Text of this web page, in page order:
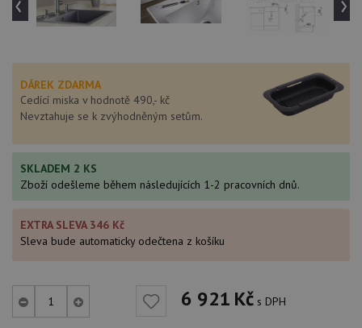
DÁREK ZDARMA
Cedící miska v hodnotě 490,- kč
Nevztahuje se k zvýhodněným setům.
SKLADEM 2 KS
Zboží odešleme během následujících 1-2 pracovních dnů.
EXTRA SLEVA 346 Kč
Sleva bude automaticky odečtena z košíku
6 921 Kč s DPH